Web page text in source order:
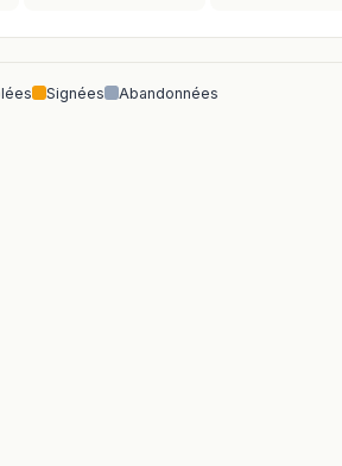
Signées Abandonnées